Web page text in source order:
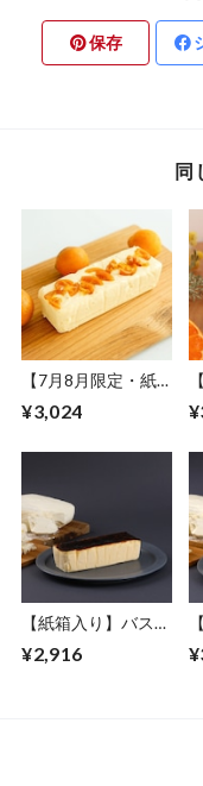
保存
同
【7月8月限定・紙
ンのクリームチーズ
¥3,024
【紙箱入り】バスク
ーン フルサイズ
¥2,916